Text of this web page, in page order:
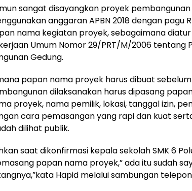
sangat disayangkan proyek
anggaran APBN 2018 dengan pagu
nama kegiatan proyek, sebagaimana
Umum Nomor 29/PRT/M/2006 tentang
Gedung.
papan nama proyek harus dibuat
dilaksanakan harus dipasang
proyek, nama pemilik, lokasi, tanggal izin,
cara pemasangan yang rapi dan kuat
dilihat publik.
saat dikonfirmasi kepala sekolah SMK 6
papan nama proyek,” ada itu sudah
Hapid melalui sambungan